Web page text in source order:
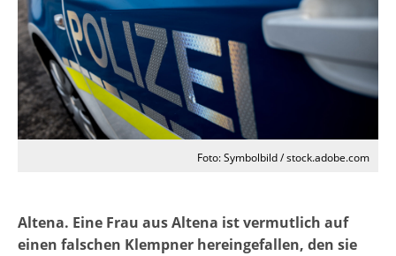
Foto: Symbolbild / stock.adobe.com
Altena. Eine Frau aus Altena ist vermutlich auf
einen falschen Klempner hereingefallen, den sie